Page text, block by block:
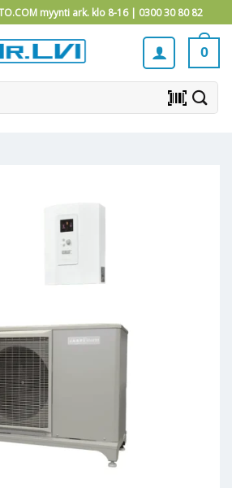
myynti ark. klo 8-16 | 0300 30 80 82
0
barcode_scanner